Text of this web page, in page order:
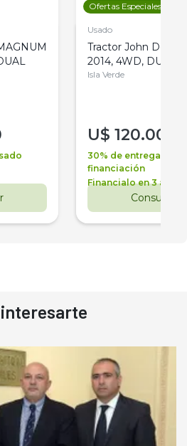
Ofertas Especiales
Usado
Tractor John Deere
2014, 4WD, DUAL
Isla Verde
U$ 120.000
30% de entrega +
financiación
Financialo en 3 años
Consultar